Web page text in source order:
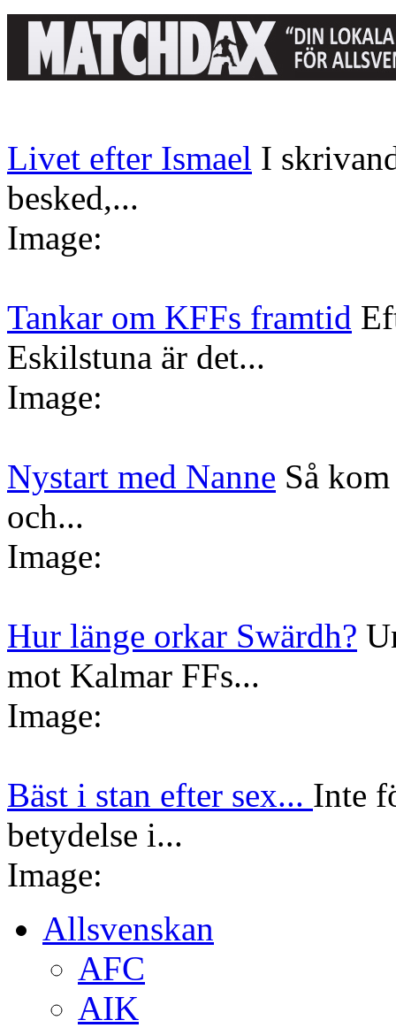
Livet efter Ismael I
besked,...
Image:
Tankar om KFFs framtid
Eskilstuna är det...
Image:
Nystart med Nanne Så
och...
Image:
Hur länge orkar Swärdh?
mot Kalmar FFs...
Image:
Bäst i stan efter sex... Inte
betydelse i...
Image:
Allsvenskan
AFC
AIK